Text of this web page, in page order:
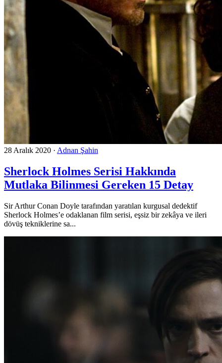
28 Aralık 2020 · Adnan Şahin
Sherlock Holmes Serisi Hakkında
Mutlaka Bilinmesi Gereken 15 Detay
Sir Arthur Conan Doyle tarafından yaratılan kurgusal dedektif
Sherlock Holmes’e odaklanan film serisi, eşsiz bir zekâya ve ileri
dövüş tekniklerine sa...